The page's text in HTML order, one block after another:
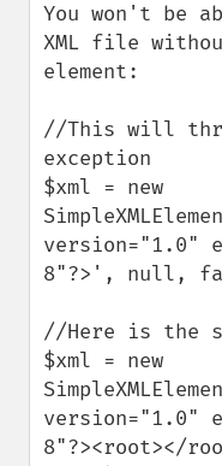
You won't be
XML file
element:
//This will
exception
$xml = new
version="1.0"
8"?>', null,
//Here is the
$xml = new
version="1.0"
8"?><root></